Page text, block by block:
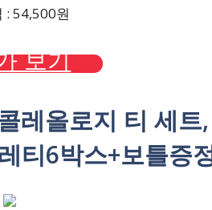
: 54,500원
보기
레올로지 티 세트
티6박스+보틀증